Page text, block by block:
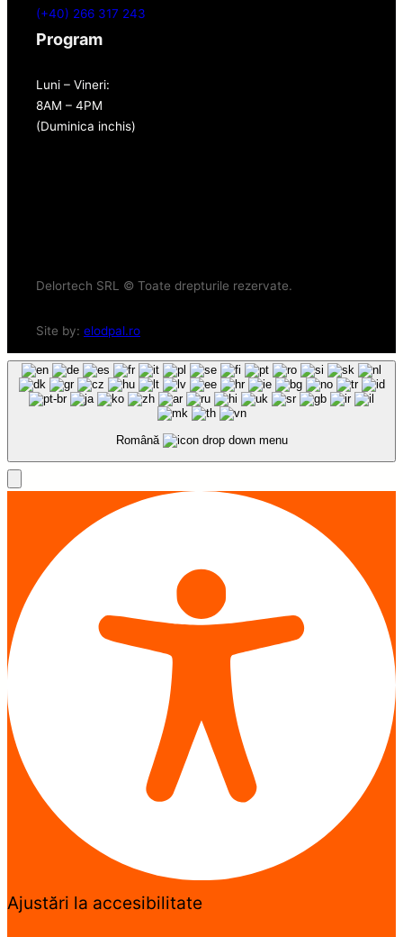
(+40) 266 317 243
Program
Luni – Vineri:
8AM – 4PM
(Duminica inchis)
Delortech SRL © Toate drepturile rezervate.
Site by: elodpal.ro
Română
Ajustări la accesibilitate